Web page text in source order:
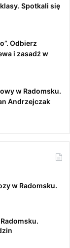
Spotkali się
Odbierz
i zasadź w
w Radomsku.
Andrzejczak
w Radomsku.